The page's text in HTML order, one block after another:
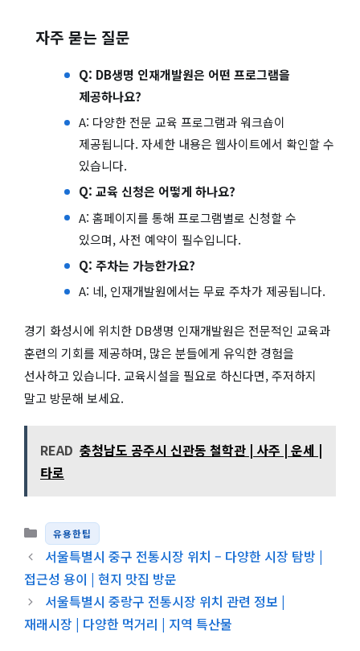
자주 묻는 질문
Q: DB생명 인재개발원은 어떤 프로그램을
제공하나요?
A: 다양한 전문 교육 프로그램과 워크숍이
제공됩니다. 자세한 내용은 웹사이트에서 확인할 수
있습니다.
Q: 교육 신청은 어떻게 하나요?
A: 홈페이지를 통해 프로그램별로 신청할 수
있으며, 사전 예약이 필수입니다.
Q: 주차는 가능한가요?
A: 네, 인재개발원에서는 무료 주차가 제공됩니다.
경기 화성시에 위치한 DB생명 인재개발원은 전문적인 교육과
훈련의 기회를 제공하며, 많은 분들에게 유익한 경험을
선사하고 있습니다. 교육시설을 필요로 하신다면, 주저하지
말고 방문해 보세요.
READ 충청남도 공주시 신관동 철학관 | 사주 | 운세 |
타로
카테고리
유용한팁
서울특별시 중구 전통시장 위치 – 다양한 시장 탐방 |
접근성 용이 | 현지 맛집 방문
서울특별시 중랑구 전통시장 위치 관련 정보 |
재래시장 | 다양한 먹거리 | 지역 특산물